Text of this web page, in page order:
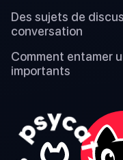
Des sujets de
conversation
Comment entamer
importants